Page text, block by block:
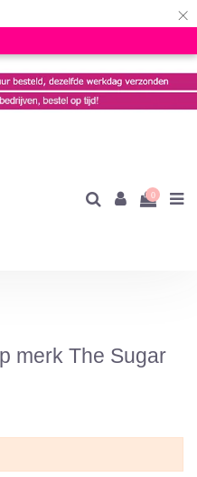
×
0
merk The Sugar